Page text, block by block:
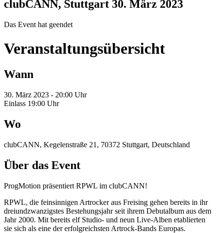
clubCANN, Stuttgart 30. März 2023
Das Event hat geendet
Veranstaltungsübersicht
Wann
30. März 2023 - 20:00 Uhr
Einlass 19:00 Uhr
Wo
clubCANN, Kegelenstraße 21, 70372 Stuttgart, Deutschland
Über das Event
ProgMotion präsentiert RPWL im clubCANN!
RPWL, die feinsinnigen Artrocker aus Freising gehen bereits in ihr
dreiundzwanzigstes Bestehungsjahr seit ihrem Debutalbum aus dem
Jahr 2000. Mit bereits elf Studio- und neun Live-Alben etablierten
sie sich als eine der erfolgreichsten Artrock-Bands Europas.